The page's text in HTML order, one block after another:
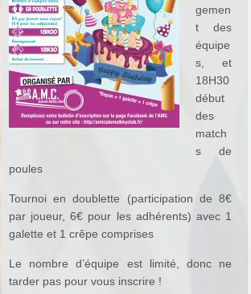
gemen
t des
équipe
s, et
18H30
début
des
match
s de
poules
Tournoi en doublette (participation de 8€
par joueur, 6€ pour les adhérents) avec 1
galette et 1 crêpe comprises
Le nombre d’équipe est limité, donc ne
tarder pas pour vous inscrire !